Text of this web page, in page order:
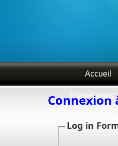
Accueil
Partenariats
Connexion
Log in